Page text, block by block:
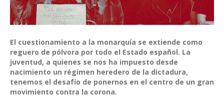
El cuestionamiento a la monarquía se extiende como
reguero de pólvora por todo el Estado español. La
juventud, a quienes se nos ha impuesto desde
nacimiento un régimen heredero de la dictadura,
tenemos el desafío de ponernos en el centro de un gran
movimiento contra la corona.